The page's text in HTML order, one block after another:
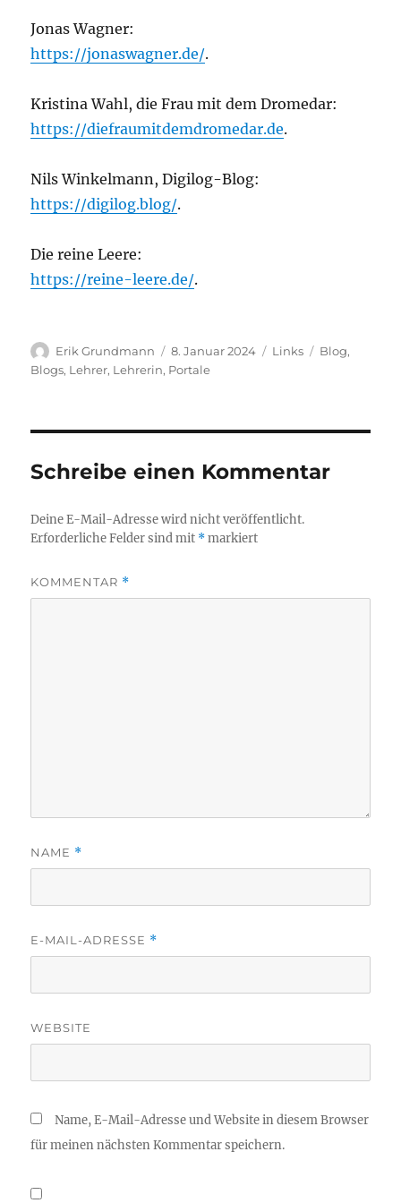
Jonas Wagner:
https://jonaswagner.de/.
Kristina Wahl, die Frau mit dem Dromedar:
https://diefraumitdemdromedar.de.
Nils Winkelmann, Digilog-Blog:
https://digilog.blog/.
Die reine Leere:
https://reine-leere.de/.
Autor
Erik Grundmann
Veröffentlicht
am
8. Januar 2024 Kategorien
Links Schlagwörter
Blog,
Blogs, Lehrer, Lehrerin, Portale
Schreibe einen Kommentar
Deine E-Mail-Adresse wird nicht veröffentlicht.
Erforderliche Felder sind mit *markiert
KOMMENTAR *
NAME *
E-MAIL-ADRESSE *
WEBSITE
Name, E-Mail-Adresse und Website in diesem Browser
für meinen nächsten Kommentar speichern.